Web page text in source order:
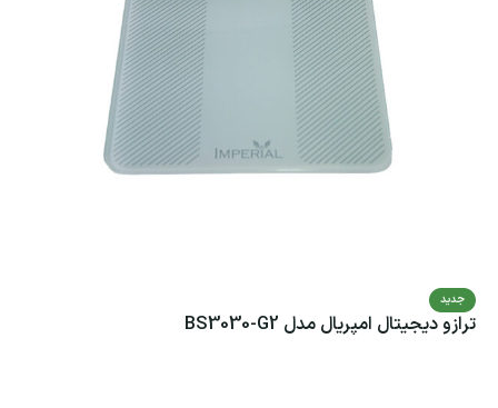
جدید
ترازو دیجیتال امپریال مدل BS3030-G2